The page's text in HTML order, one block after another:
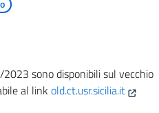
sono disponibili sul vecchio
al link old.ct.usr.sicilia.it